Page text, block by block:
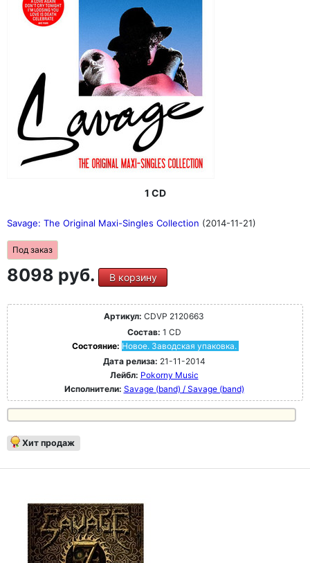
1 CD
Savage: The Original Maxi-Singles Collection (2014-11-21)
Под заказ
8098 руб. В корзину
Артикул: CDVP 2120663
Состав: 1 CD
Состояние: Новое. Заводская упаковка.
Дата релиза: 21-11-2014
Лейбл: Pokorny Music
Исполнители: Savage (band) / Savage (band)
Хит продаж